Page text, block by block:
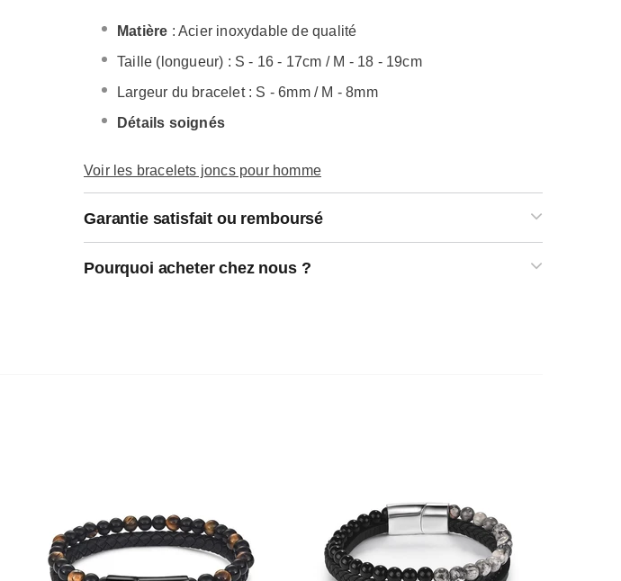
Matière : Acier inoxydable de qualité
Taille (longueur) : S - 16 - 17cm / M - 18 - 19cm
Largeur du bracelet : S - 6mm / M - 8mm
Détails soignés
Voir les bracelets joncs pour homme
Garantie satisfait ou remboursé
Pourquoi acheter chez nous ?